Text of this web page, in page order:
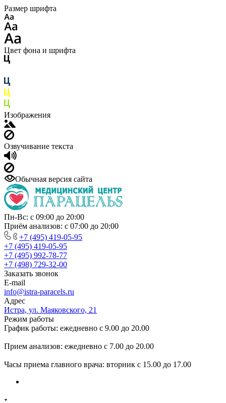
Размер шрифта
Цвет фона и шрифта
Изображения
Озвучивание текста
Обычная версия сайта
Пн-Вс: с 09:00 до 20:00
Приём анализов: с 07:00 до 20:00
+7 (495) 419-05-95
+7 (495) 419-05-95
+7 (495) 992-78-77
+7 (498) 729-32-00
Заказать звонок
E-mail
info@istra-paracels.ru
Адрес
Истра, ул. Маяковского, 21
Режим работы
График работы: ежедневно с 9.00 до 20.00
Прием анализов: ежедневно с 7.00 до 20.00
Часы приема главного врача: вторник с 15.00 до 17.00